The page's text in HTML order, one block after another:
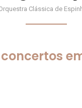
Clássica de